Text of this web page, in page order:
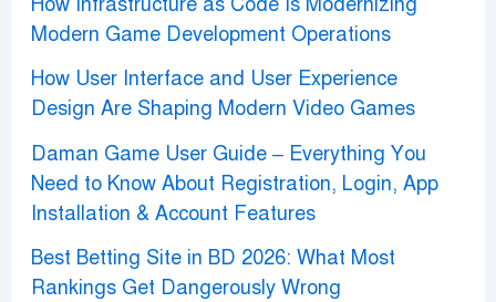
Modern Game Development Operations
How User Interface and User Experience
Design Are Shaping Modern Video Games
Daman Game User Guide – Everything You
Need to Know About Registration, Login, App
Installation & Account Features
Best Betting Site in BD 2026: What Most
Rankings Get Dangerously Wrong